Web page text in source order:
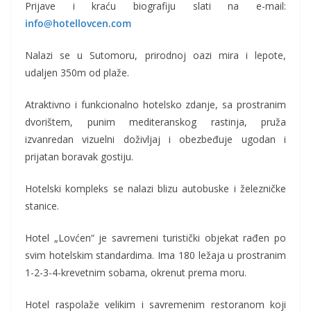
Prijave i kraću biografiju slati na e-mail:
info@hotellovcen.com
Nalazi se u Sutomoru, prirodnoj oazi mira i lepote,
udaljen 350m od plaže.
Atraktivno i funkcionalno hotelsko zdanje, sa prostranim
dvorištem, punim mediteranskog rastinja, pruža
izvanredan vizuelni doživljaj i obezbeđuje ugodan i
prijatan boravak gostiju.
Hotelski kompleks se nalazi blizu autobuske i železničke
stanice.
Hotel „Lovćen“ je savremeni turistički objekat rađen po
svim hotelskim standardima. Ima 180 ležaja u prostranim
1-2-3-4-krevetnim sobama, okrenut prema moru.
Hotel raspolaže velikim i savremenim restoranom koji